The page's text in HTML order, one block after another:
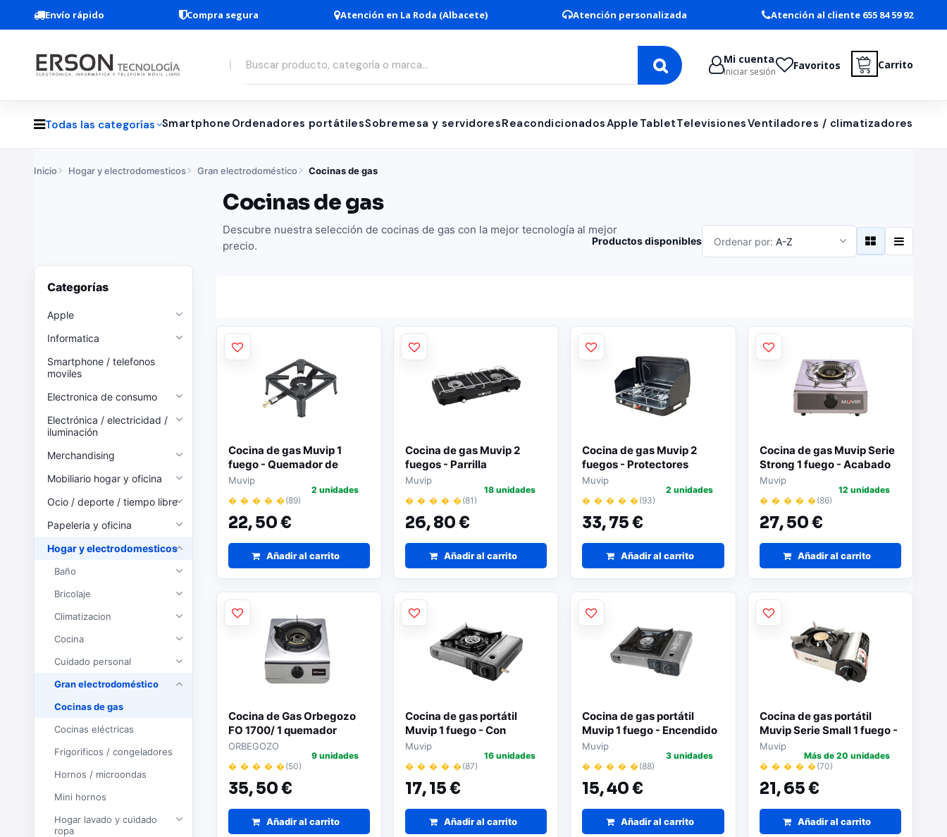
Envío rápido Compra segura Atención en La Roda (Albacete) Atención personalizada Atención al cliente 655 84 59 92
Mi cuenta
Iniciar sesión Favoritos Carrito
Todas las categorías Smartphone Ordenadores portátilesSobremesa y servidoresReacondicionadosApple TabletTelevisionesVentiladores / climatizadores
Inicio Hogar y electrodomesticos Gran electrodoméstico Cocinas de gas
Cocinas de gas
Descubre nuestra selección de cocinas de gas con la mejor tecnología al mejor
precio.
Categorías
Apple
Informatica
Smartphone / telefonos
moviles
Electronica de consumo
Electrónica / electricidad /
iluminación
Merchandising
Mobiliario hogar y oficina
Ocio / deporte / tiempo libre
Papeleria y oficina
Hogar y electrodomesticos
Baño
Bricolaje
Climatizacion
Cocina
Cuidado personal
Gran electrodoméstico
Cocinas de gas
Cocinas eléctricas
Frigorificos / congeladores
Hornos / microondas
Mini hornos
Hogar lavado y cuidado
ropa
Productos disponibles Ordenar por: A-Z
Cocina de gas Muvip 1
fuego - Quemador de
hierro fundido | 7 kW de
potencia | Llave de
regulación de gas
Muvip
� � � � �(89)
22,50 €
2 unidades
Añadir al carrito
Cocina de gas Muvip 2
fuegos - Parrilla
desmontable | Base
antideslizante | Color
negro | Diseño práctico
Muvip
� � � � �(81)
26,80 €
18 unidades
Añadir al carrito
Cocina de gas Muvip 2
fuegos - Protectores
contra el viento | Base
antideslizante | Color
negro
Muvip
� � � � �(93)
33,75 €
2 unidades
Añadir al carrito
Cocina de gas Muvip Serie
Strong 1 fuego - Acabado
inox | Encendido
piezoeléctrico | Quemador
de hierro fundido
desmontable
Muvip
� � � � �(86)
27,50 €
12 unidades
Añadir al carrito
Cocina de Gas Orbegozo
FO 1700/ 1 quemador
ORBEGOZO
� � � � �(50)
35,50 €
9 unidades
Añadir al carrito
Cocina de gas portátil
Muvip 1 fuego - Con
adaptador para botella
externa | Encendido
automático | Quemador de
aluminio | Válvula de doble
sellado | Maleta de
transporte
Muvip
� � � � �(87)
17,15 €
16 unidades
Añadir al carrito
Cocina de gas portátil
Muvip 1 fuego - Encendido
automático | Quemador de
aluminio | Válvula de doble
sellado | Maleta de
transporte
Muvip
� � � � �(88)
15,40 €
3 unidades
Añadir al carrito
Cocina de gas portátil
Muvip Serie Small 1 fuego -
Encendido automático |
Quemador de aluminio y
cobre | Válvula de doble
sellado | Maleta de
transporte
Muvip
� � � � �(70)
21,65 €
Más de 20 unidades
Añadir al carrito